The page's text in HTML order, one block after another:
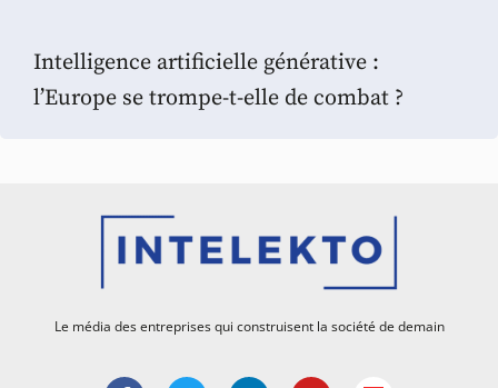
Intelligence artificielle générative :
l’Europe se trompe-t-elle de combat ?
Le média des entreprises qui construisent la société de demain